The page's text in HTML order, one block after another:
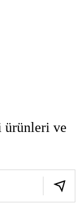
ürünleri ve